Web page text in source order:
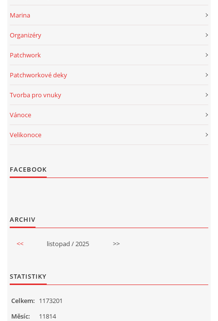
Marina
Organizéry
Patchwork
Patchworkové deky
Tvorba pro vnuky
Vánoce
Velikonoce
FACEBOOK
ARCHIV
<< listopad / 2025 >>
STATISTIKY
Celkem: 1173201
Měsíc:
11814